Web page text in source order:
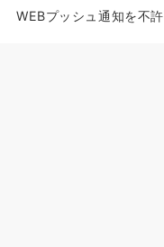
WEBプッシュ通知を不